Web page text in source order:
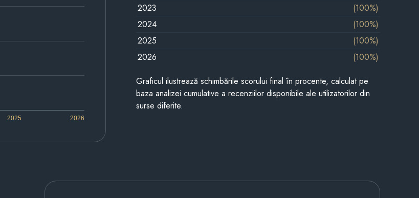
2025 2026
2023
(100%)
2024
(100%)
2025
(100%)
2026
(100%)
Graficul ilustrează schimbările scorului final în procente, calculat pe
baza analizei cumulative a recenziilor disponibile ale utilizatorilor din
surse diferite.